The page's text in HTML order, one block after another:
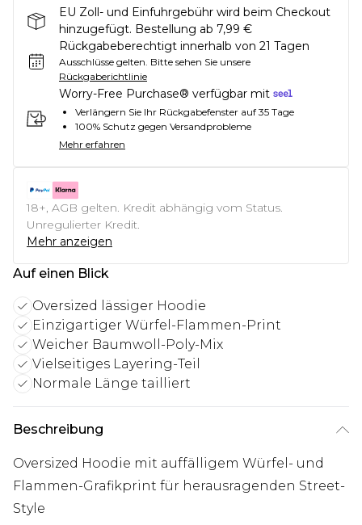
EU Zoll- und Einfuhrgebühr wird beim Checkout
hinzugefügt. Bestellung ab 7,99 €
Rückgabeberechtigt innerhalb von 21 Tagen
Ausschlüsse gelten. Bitte sehen Sie unsere
Rückgaberichtlinie
Worry-Free Purchase® verfügbar mit
Verlängern Sie Ihr Rückgabefenster auf 35 Tage
100% Schutz gegen Versandprobleme
Mehr erfahren
18+, AGB gelten. Kredit abhängig vom Status.
Unregulierter Kredit.
Mehr anzeigen
Auf einen Blick
Oversized lässiger Hoodie
Einzigartiger Würfel-Flammen-Print
Weicher Baumwoll-Poly-Mix
Vielseitiges Layering-Teil
Normale Länge tailliert
Beschreibung
Oversized Hoodie mit auffälligem Würfel- und
Flammen-Grafikprint für herausragenden Street-
Style